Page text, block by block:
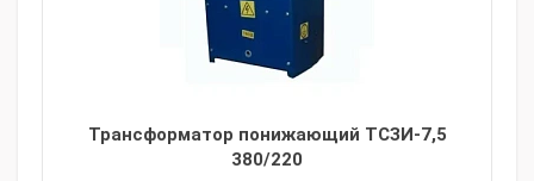
Трансформатор понижающий ТСЗИ-7,5
380/220